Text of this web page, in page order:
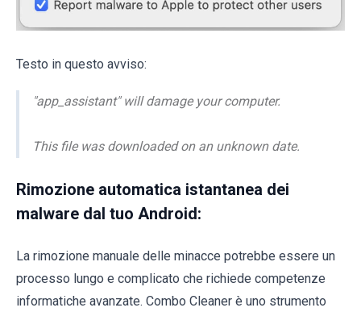
Testo in questo avviso:
"app_assistant" will damage your computer.
This file was downloaded on an unknown date.
Rimozione automatica istantanea dei
malware dal tuo Android:
La rimozione manuale delle minacce potrebbe essere un
processo lungo e complicato che richiede competenze
informatiche avanzate. Combo Cleaner è uno strumento